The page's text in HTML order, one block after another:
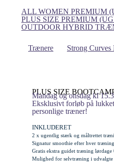
ALL WOMEN PREMIUM
PLUS SIZE PREMIUM
OUTDOOR HYBRID
Trænere Strong Curves
PLUS SIZE
Mandag og onsdag kl
Eksklusivt forløb på
personlige træner!
INKLUDERET
2 x ugentlig stærk og måltrettet
Signatur smoothie efter hver træning
Gratis ekstra guidet træning lørdage
Mulighed for selvtræning i udvalgte